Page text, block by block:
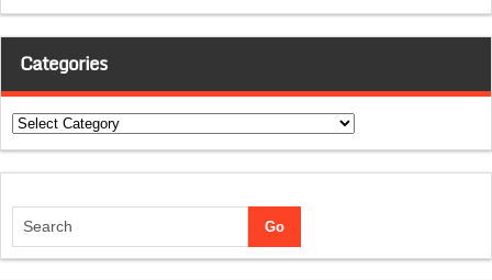
Categories
Categories